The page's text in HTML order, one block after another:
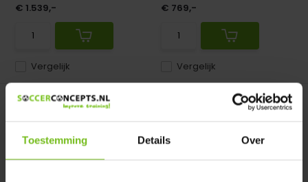
Toestemming Details Over
Vergelijk
€ 1.539,-
Vergelijk
€ 769,-